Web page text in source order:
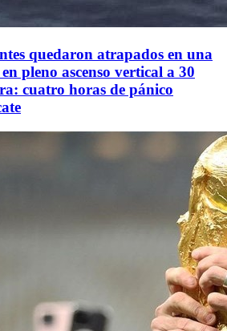
quedaron atrapados en una
pleno ascenso vertical a 30
cuatro horas de pánico